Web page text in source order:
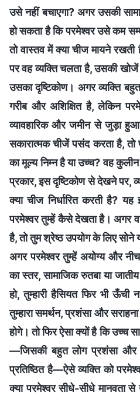
उसे नहीं बचाएगा? अगर उसकी
हो सकता है कि परमेश्वर उसे कम
तो वास्तव में क्या चीज मायने रखती
पर वह व्यक्ति चलता है, उसकी
उसका दृष्टिकोण। अगर व्यक्ति
गरीब और अशिक्षित है, लेकिन
व्यावहारिक और जमीन से जुड़ा
सकारात्मक चीजें पसंद करता है, तो
का मूल्य निम्न है या उच्च? वह
प्रकार, इस दृष्टिकोण से देखने पर,
क्या चीज निर्धारित करती है?
परमेश्वर तुम्हें कैसे देखता है। अगर
है, तो तुम श्रेष्ठ उपयोग के लिए सोने
अगर परमेश्वर तुम्हें अयोग्य और नीच
का स्तर, सामाजिक रुतबा या
हो, तुम्हारी हैसियत फिर भी ऊँची
तुम्हारा समर्थन, प्रशंसा और
होगे। तो फिर ऐसा क्यों है कि उच्च
—जिसकी बहुत लोग प्रशंसा
प्रतिष्ठित है—ऐसे व्यक्ति को
क्या परमेश्वर सीधे-सीधे मानवता